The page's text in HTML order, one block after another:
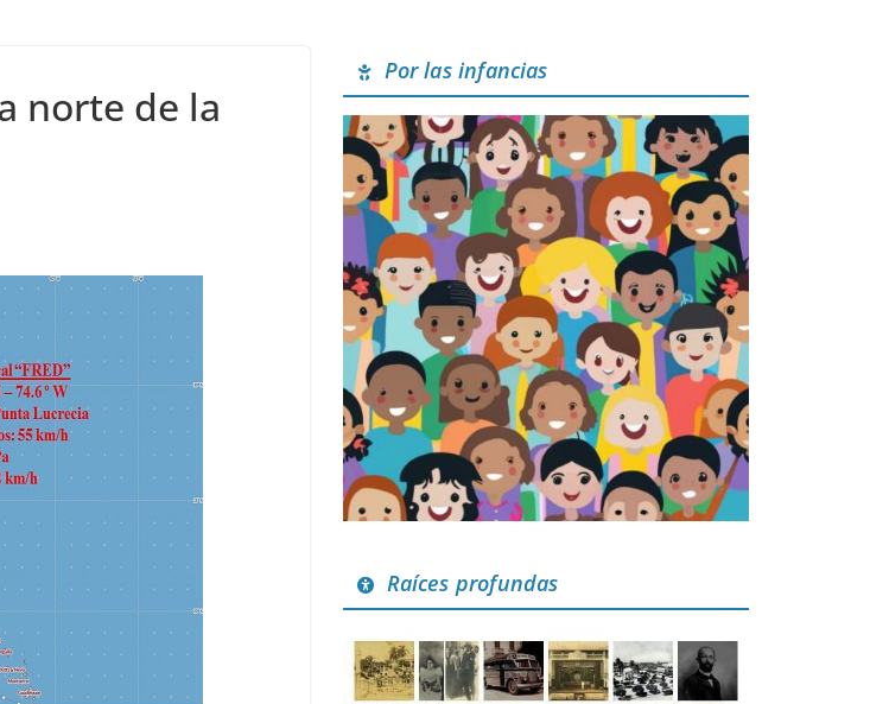
norte de la
Por las infancias
Raíces profundas